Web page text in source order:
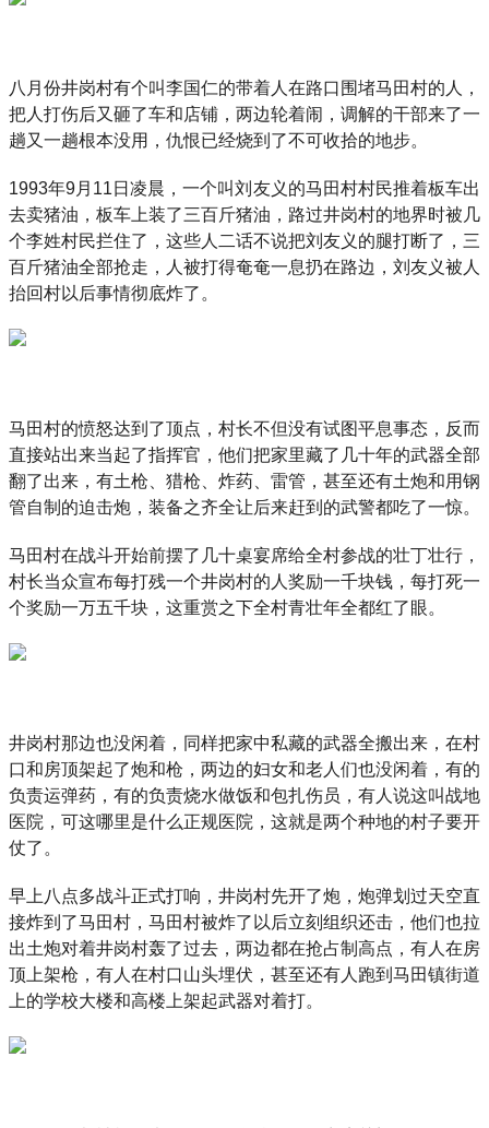
八月份井岗村有个叫李国仁的带着人在路口围堵马田村的人，
把人打伤后又砸了车和店铺，两边轮着闹，调解的干部来了一
趟又一趟根本没用，仇恨已经烧到了不可收拾的地步。
1993年9月11日凌晨，一个叫刘友义的马田村村民推着板车出
去卖猪油，板车上装了三百斤猪油，路过井岗村的地界时被几
个李姓村民拦住了，这些人二话不说把刘友义的腿打断了，三
百斤猪油全部抢走，人被打得奄奄一息扔在路边，刘友义被人
抬回村以后事情彻底炸了。
马田村的愤怒达到了顶点，村长不但没有试图平息事态，反而
直接站出来当起了指挥官，他们把家里藏了几十年的武器全部
翻了出来，有土枪、猎枪、炸药、雷管，甚至还有土炮和用钢
管自制的迫击炮，装备之齐全让后来赶到的武警都吃了一惊。
马田村在战斗开始前摆了几十桌宴席给全村参战的壮丁壮行，
村长当众宣布每打残一个井岗村的人奖励一千块钱，每打死一
个奖励一万五千块，这重赏之下全村青壮年全都红了眼。
井岗村那边也没闲着，同样把家中私藏的武器全搬出来，在村
口和房顶架起了炮和枪，两边的妇女和老人们也没闲着，有的
负责运弹药，有的负责烧水做饭和包扎伤员，有人说这叫战地
医院，可这哪里是什么正规医院，这就是两个种地的村子要开
仗了。
早上八点多战斗正式打响，井岗村先开了炮，炮弹划过天空直
接炸到了马田村，马田村被炸了以后立刻组织还击，他们也拉
出土炮对着井岗村轰了过去，两边都在抢占制高点，有人在房
顶上架枪，有人在村口山头埋伏，甚至还有人跑到马田镇街道
上的学校大楼和高楼上架起武器对着打。